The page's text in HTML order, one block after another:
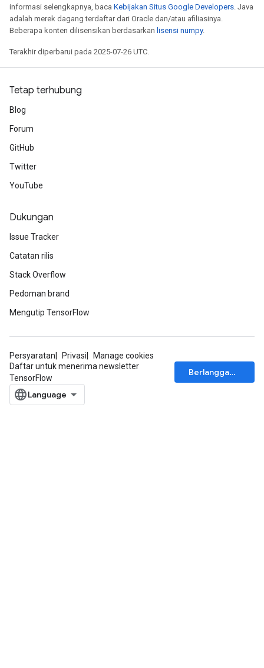
informasi selengkapnya, baca Kebijakan Situs Google Developers. Java
adalah merek dagang terdaftar dari Oracle dan/atau afiliasinya.
Beberapa konten dilisensikan berdasarkan lisensi numpy.
Terakhir diperbarui pada 2025-07-26 UTC.
Tetap terhubung
Blog
Forum
GitHub
Twitter
YouTube
Dukungan
Issue Tracker
Catatan rilis
Stack Overflow
Pedoman brand
Mengutip TensorFlow
Persyaratan Privasi
Manage cookies
Daftar untuk menerima newsletter
TensorFlow
Berlangganan